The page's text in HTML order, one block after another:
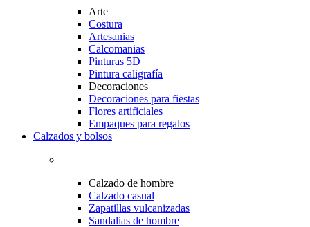
Arte
Costura
Artesanias
Calcomanias
Pinturas 5D
Pintura caligrafía
Decoraciones
Decoraciones para fiestas
Flores artificiales
Empaques para regalos
Calzados y bolsos
Calzado de hombre
Calzado casual
Zapatillas vulcanizadas
Sandalias de hombre